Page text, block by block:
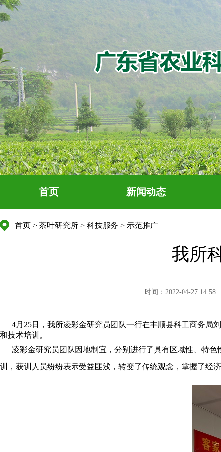
首页 新闻动态
首页 > 茶叶研究所 > 科技服务 > 示范推广
我所
时间：2022-04-27 14:58
4月25日，我所凌彩金研究员团队一行在丰顺县科工商务局
和技术培训。
凌彩金研究员团队因地制宜，分别进行了具有区域性、特色
训，获训人员纷纷表示受益匪浅，转变了传统观念，掌握了经